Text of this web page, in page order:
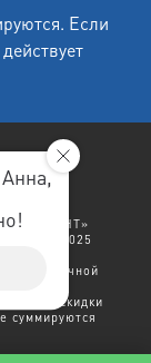
Если
© 1998-2025
публичной
- скидки
суммируются